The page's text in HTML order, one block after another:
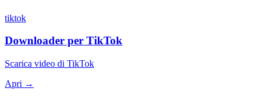
tiktok
Downloader per TikTok
Scarica video di TikTok
Apri →